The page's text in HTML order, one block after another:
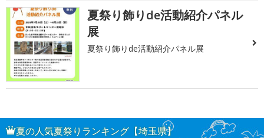
夏祭り飾りde活動紹介パネル
展
夏祭り飾りde活動紹介パネル展
夏の人気夏祭りランキング【埼玉県】